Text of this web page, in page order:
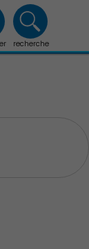
recherche